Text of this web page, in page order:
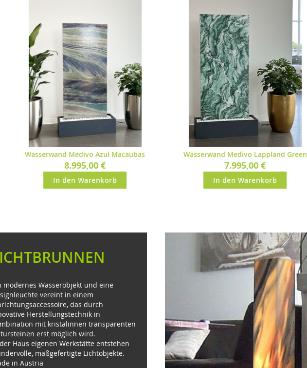
Wasserwand Medivo Lappland Green
7.995,00 €
In den Warenkorb
Wasserwand Medivo Sahara Noir
7.995,00 €
In den Warenkorb
modernes Wasserobjekt und eine
vereint in einem
das durch
Herstellungstechnik in
mit kristalinnen transparenten
erst möglich wird.
Haus eigenen Werkstätte entstehen
maßgefertigte Lichtobjekte.
in Austria